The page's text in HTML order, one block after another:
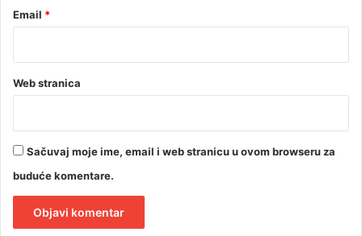
Email *
Web stranica
Sačuvaj moje ime, email i web stranicu u ovom browseru za
buduće komentare.